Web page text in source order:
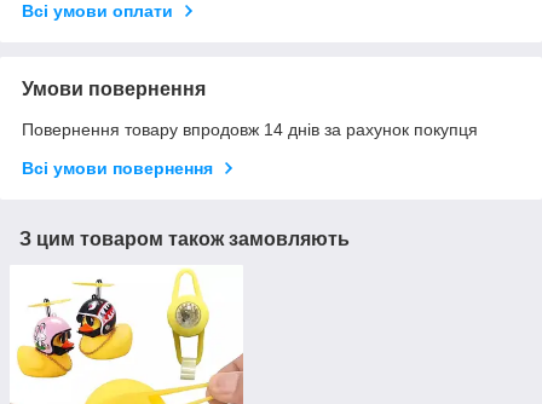
Всі умови оплати
Умови повернення
Повернення товару впродовж 14 днів за рахунок покупця
Всі умови повернення
З цим товаром також замовляють